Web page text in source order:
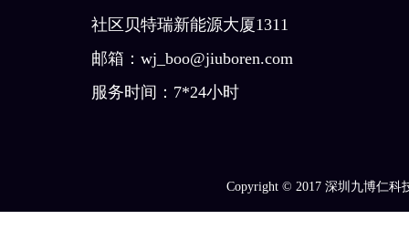
Copyright © 2017 深圳九博仁科
社区贝特瑞新能源大厦1311
邮箱：wj_boo@jiuboren.com
服务时间：7*24小时